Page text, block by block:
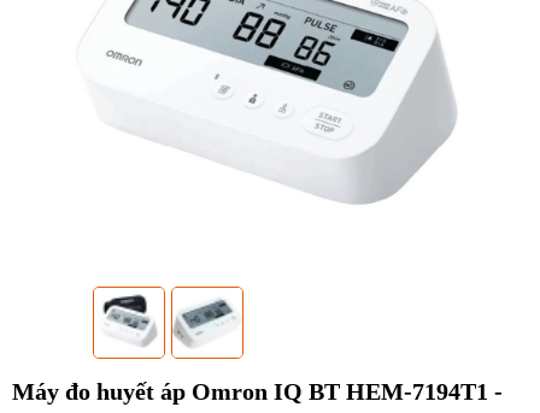
Máy đo huyết áp Omron IQ BT HEM-7194T1 -